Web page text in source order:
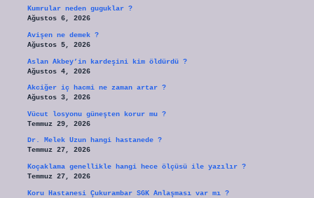
Kumrular neden guguklar ?
Ağustos 6, 2026
Avişen ne demek ?
Ağustos 5, 2026
Aslan Akbey’in kardeşini kim öldürdü ?
Ağustos 4, 2026
Akciğer iç hacmi ne zaman artar ?
Ağustos 3, 2026
Vücut losyonu güneşten korur mu ?
Temmuz 29, 2026
Dr. Melek Uzun hangi hastanede ?
Temmuz 27, 2026
Koçaklama genellikle hangi hece ölçüsü ile yazılır ?
Temmuz 27, 2026
Koru Hastanesi Çukurambar SGK Anlaşması var mı ?